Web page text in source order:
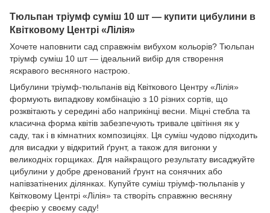
Тюльпан тріумф суміш 10 шт — купити цибулини в
Квітковому Центрі «Лілія»
Хочете наповнити сад справжнім вибухом кольорів? Тюльпан
тріумф суміш 10 шт — ідеальний вибір для створення
яскравого весняного настрою.
Цибулини тріумф-тюльпанів від Квіткового Центру «Лілія»
формують випадкову комбінацію з 10 різних сортів, що
розквітають у середині або наприкінці весни. Міцні стебла та
класична форма квітів забезпечують тривале цвітіння як у
саду, так і в кімнатних композиціях. Ця суміш чудово підходить
для висадки у відкритий ґрунт, а також для вигонки у
великодніх горщиках. Для найкращого результату висаджуйте
цибулини у добре дренований ґрунт на сонячних або
напівзатінених ділянках. Купуйте суміш тріумф-тюльпанів у
Квітковому Центрі «Лілія» та створіть справжню весняну
феєрію у своєму саду!